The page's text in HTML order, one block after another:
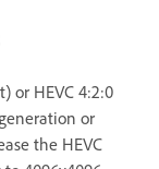
or HEVC 4:2:0
or
the HEVC